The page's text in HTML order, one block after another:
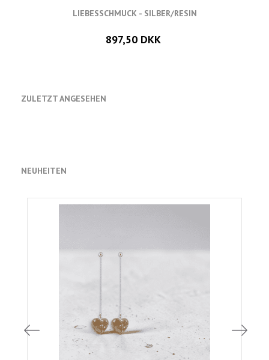
LIEBESSCHMUCK - SILBER/RESIN
897,50 DKK
ZULETZT ANGESEHEN
NEUHEITEN